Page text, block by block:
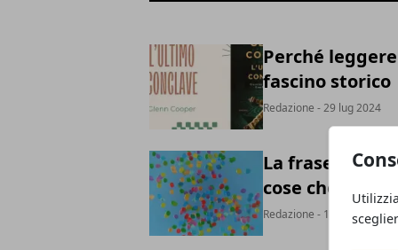
Perché
fascino storico
Redazione - 29 lug 2024
La frase di
cose che fanno
Redazione - 15 lug 2024